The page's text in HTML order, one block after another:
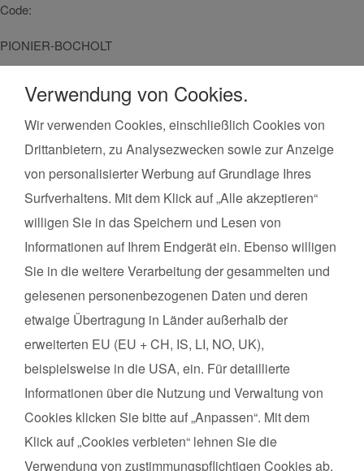
Code:
PIONIER-BOCHOLT
Kurse finden Vor Ort in deiner Nähe!
Kursart
Datenschutz
Impressum
Über uns
FAQs zum Kurs
Verwendung von Cookies.
Wir verwenden Cookies, einschließlich Cookies von
Drittanbietern, zu Analysezwecken sowie zur Anzeige
von personalisierter Werbung auf Grundlage Ihres
Surfverhaltens. Mit dem Klick auf „Alle akzeptieren“
willigen Sie in das Speichern und Lesen von
Informationen auf Ihrem Endgerät ein. Ebenso willigen
Sie in die weitere Verarbeitung der gesammelten und
gelesenen personenbezogenen Daten und deren
etwaige Übertragung in Länder außerhalb der
erweiterten EU (EU + CH, IS, LI, NO, UK),
beispielsweise in die USA, ein. Für detaillierte
Informationen über die Nutzung und Verwaltung von
Cookies klicken Sie bitte auf „Anpassen“. Mit dem
Klick auf „Cookies verbieten“ lehnen Sie die
Verwendung von zustimmungspflichtigen Cookies ab.